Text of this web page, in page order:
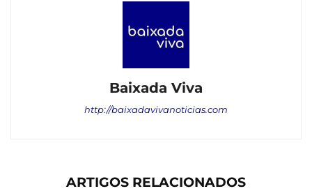
Baixada Viva
http://baixadavivanoticias.com
ARTIGOS RELACIONADOS